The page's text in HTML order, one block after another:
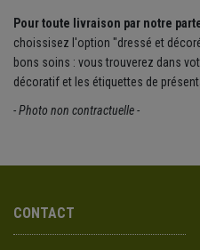
Pour toute livraison par notre
choissisez l'option "dressé et
bons soins : vous trouverez dans
décoratif et les étiquettes de
- Photo non contractuelle -
CONTACT